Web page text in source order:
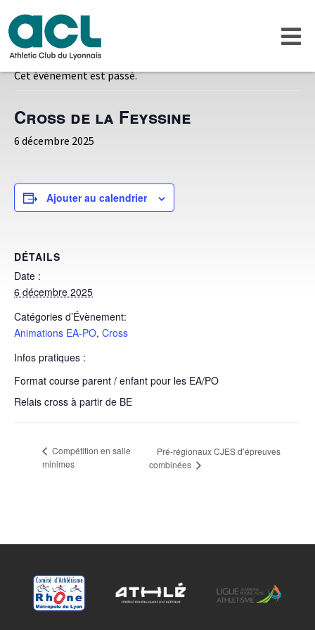
« Tous les Évènements
Cet évènement est passé.
Cross de la Feyssine
6 décembre 2025
Ajouter au calendrier
DÉTAILS
Date :
6 décembre 2025
Catégories d’Évènement:
Animations EA-PO, Cross
Infos pratiques :
Format course parent / enfant pour les EA/PO
Relais cross à partir de BE
Compétition en salle
minimes
Pré-régionaux CJES d’épreuves
combinées